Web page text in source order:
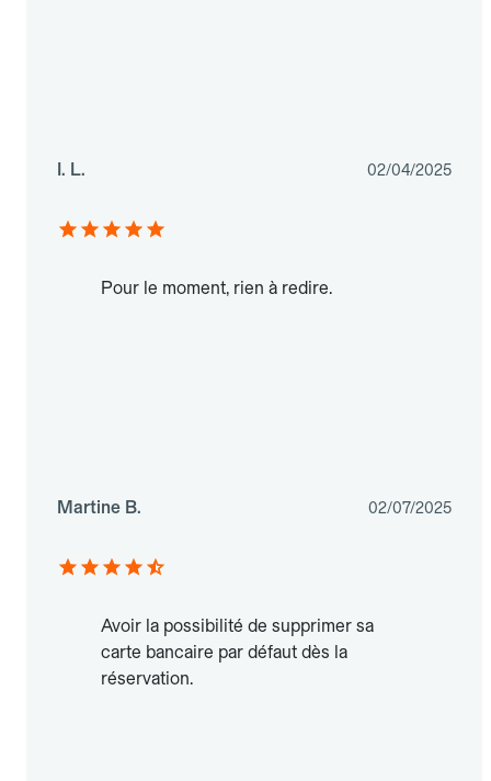
I. L. 02/04/2025
Pour le moment, rien à redire.
Martine B. 02/07/2025
Avoir la possibilité de supprimer sa
carte bancaire par défaut dès la
réservation.